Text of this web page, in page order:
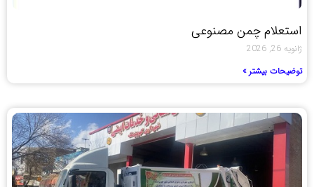
استعلام چمن مصنوعی
ژانویه 26, 2026
توضیحات بیشتر »